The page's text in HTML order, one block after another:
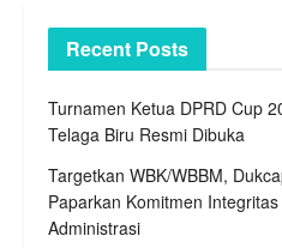
Recent Posts
Turnamen Ketua DPRD Cup
Telaga Biru Resmi Dibuka
Targetkan WBK/WBBM,
Paparkan Komitmen
Administrasi